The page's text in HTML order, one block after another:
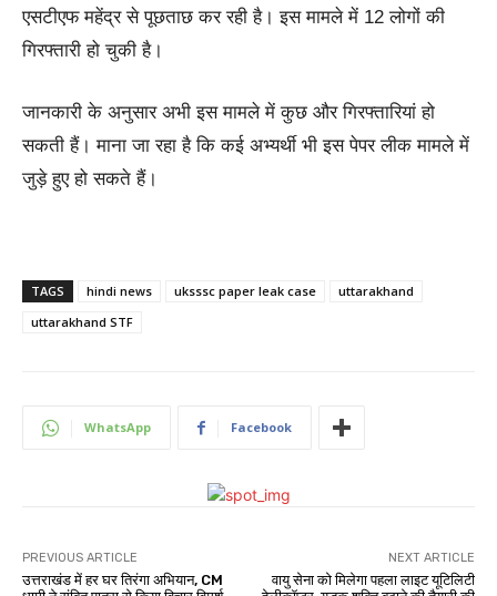
एसटीएफ महेंद्र से पूछताछ कर रही है। इस मामले में 12 लोगों की
गिरफ्तारी हो चुकी है।
जानकारी के अनुसार अभी इस मामले में कुछ और गिरफ्तारियां हो
सकती हैं। माना जा रहा है कि कई अभ्यर्थी भी इस पेपर लीक मामले में
जुड़े हुए हो सकते हैं।
TAGS hindi news uksssc paper leak case
uttarakhand
uttarakhand STF
WhatsApp Facebook
PREVIOUS ARTICLE
उत्तराखंड में हर घर तिरंगा अभियान, CM
NEXT ARTICLE
वायु सेना को मिलेगा पहला लाइट यूटिलिटी